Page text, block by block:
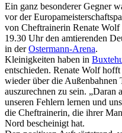
Ein ganz besonderer Gegner
vor der
von Cheftrainerin Renate
19.30 Uhr den amtierenden
in derOstermann-Arena.
Kleinigkeiten haben in
entschieden. Renate Wolf
wieder über die
auszurechnen zu sein. „Daran
unseren Fehlern lernen und
die Cheftrainerin, die ihrer
Nord bescheinigt hat.